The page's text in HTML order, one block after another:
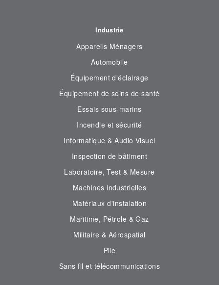
Industrie
Appareils Ménagers
Automobile
Équipement d'éclairage
Équipement de soins de santé
Essais sous-marins
Incendie et sécurité
Informatique & Audio Visuel
Inspection de bâtiment
Laboratoire, Test & Mesure
Machines industrielles
Matériaux d'instalation
Maritime, Pétrole & Gaz
Militaire & Aérospatial
Pile
Sans fil et télécommunications